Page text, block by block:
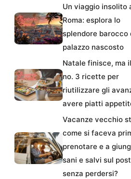
Un viaggio insolito
Roma: esplora lo
splendore barocco
palazzo nascosto
Natale finisce, ma
no. 3 ricette per
riutilizzare gli
avere piatti
Vacanze vecchio
come si faceva
prenotare e a
sani e salvi sul
senza perdersi?